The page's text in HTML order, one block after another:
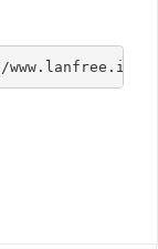
www.lanfree.it/